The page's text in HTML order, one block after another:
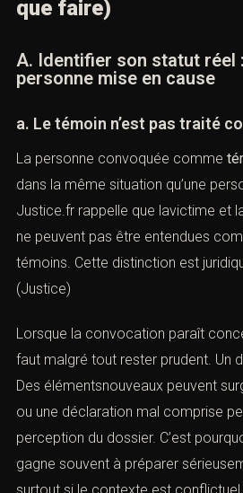
quipourrait s’aggraver.
IV. Comment préparer
(Convocation police
: que faire)
A. Identifier son statut réel
suspect, personne mise en
La personne convoquée comme
pas dans la même situation qu’une
Justice.fr rappelle que lavictime et
suspectée ne peuvent pas être
simples témoins. Cette distinction
juridiquementfondamentale. (Justice